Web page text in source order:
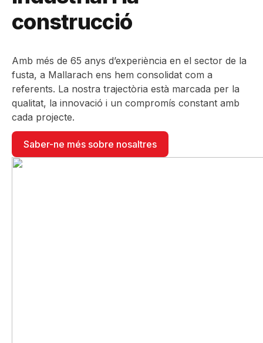
construcció
Amb més de 65 anys d’experiència en el sector de la
fusta, a Mallarach ens hem consolidat com a
referents. La nostra trajectòria està marcada per la
qualitat, la innovació i un compromís constant amb
cada projecte.
Saber-ne més sobre nosaltres